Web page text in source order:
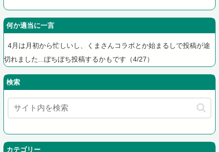
何か適当に一言
4月は月初から忙しいし、くまさんコラボとか始まるしで投稿が途
切れました...ぼちぼち投稿するかもです（4/27）
検索
カテゴリー